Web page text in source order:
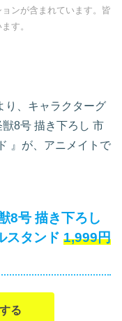
ンが含まれています。皆
す。
り、キャラクターグ
8号 描き下ろし 市
』が、アニメイトで
8号 描き下ろし
スタンド 1,999円
る